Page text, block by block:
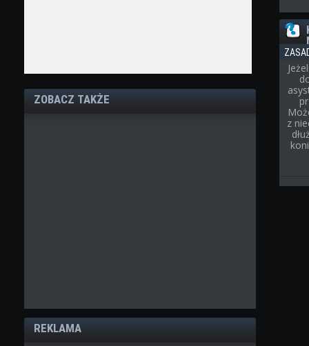
ZOBACZ TAKŻE
REKLAMA
z